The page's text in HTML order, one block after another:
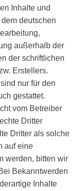
Inhalte und
deutschen
außerhalb der
der schriftlichen
Erstellers.
nur für den
gestattet.
vom Betreiber
Dritter
Dritter als solche
auf eine
werden, bitten wir
Bekanntwerden
Inhalte